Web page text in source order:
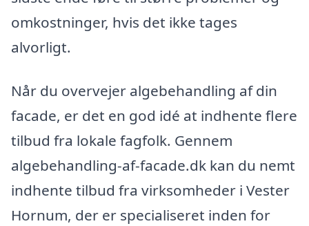
omkostninger, hvis det ikke tages
alvorligt.
Når du overvejer algebehandling af din
facade, er det en god idé at indhente flere
tilbud fra lokale fagfolk. Gennem
algebehandling-af-facade.dk kan du nemt
indhente tilbud fra virksomheder i Vester
Hornum, der er specialiseret inden for